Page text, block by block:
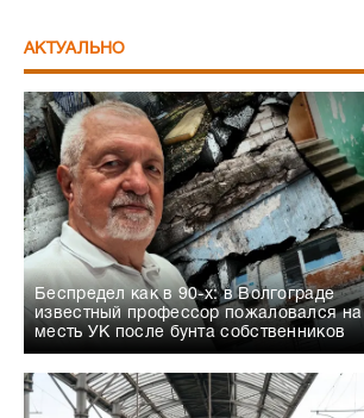
АКТУАЛЬНО
Беспредел как в 90-х: в Волгограде
известный профессор пожаловался на
месть УК после бунта собственников